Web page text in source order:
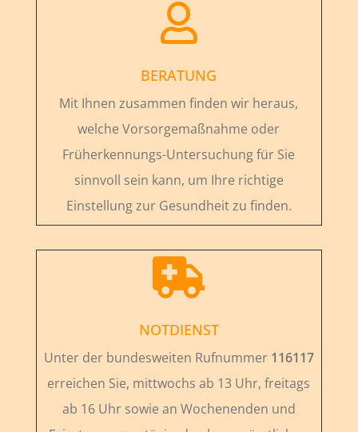

BERATUNG
Mit Ihnen zusammen finden wir heraus,
welche Vorsorgemaßnahme oder
Früherkennungs-Untersuchung für Sie
sinnvoll sein kann, um Ihre richtige
Einstellung zur Gesundheit zu finden.

NOTDIENST
Unter der bundesweiten Rufnummer 116117
erreichen Sie, mittwochs ab 13 Uhr, freitags
ab 16 Uhr sowie an Wochenenden und